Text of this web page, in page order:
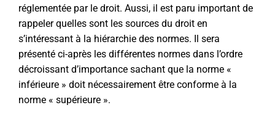
réglementée par le droit. Aussi, il est paru important de
rappeler quelles sont les sources du droit en
s’intéressant à la hiérarchie des normes. Il sera
présenté ci-après les différentes normes dans l’ordre
décroissant d’importance sachant que la norme «
inférieure » doit nécessairement être conforme à la
norme « supérieure ».